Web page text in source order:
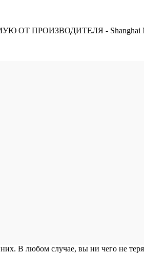
- Shanghai
В любом случае, вы ни чего не